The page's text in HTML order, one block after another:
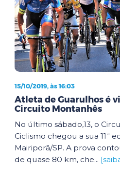
15/10/2019, às 16:03
Atleta de Guarulhos é
Circuito Montanhês
No último sábado,13, o
Ciclismo chegou a sua 11ª
Mairiporã/SP. A prova
de quase 80 km, che...